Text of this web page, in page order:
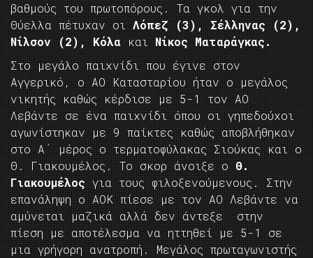
βαθμούς του πρωτοπόρους. Τα γκολ για την
Θύελλα πέτυχαν οι Λόπεζ (3), Σέλληνας (2),
Νίλσον (2), Κόλα και Νίκος Ματαράγκας.
Στο μεγάλο παιχνίδι που έγινε στον
Αγγερικό, ο ΑΟ Κατασταρίου ήταν ο μεγάλος
νικητής καθώς κέρδισε με 5-1 τον ΑΟ
Λεβάντε σε ένα παιχνίδι όπου οι γηπεδούχοι
αγωνίστηκαν με 9 παίκτες καθώς αποβλήθηκαν
στο Α΄ μέρος ο τερματοφύλακας Σιούκας και ο
Θ. Γιακουμέλος. Το σκορ άνοιξε ο Θ.
Γιακουμέλος για τους φιλοξενούμενους. Στην
επανάληψη ο ΑΟΚ πίεσε με τον ΑΟ Λεβάντε να
αμύνεται μαζικά αλλά δεν άντεξε στην
πίεση με αποτέλεσμα να ηττηθεί με 5-1 σε
μια γρήγορη ανατροπή. Μεγάλος πρωταγωνιστής